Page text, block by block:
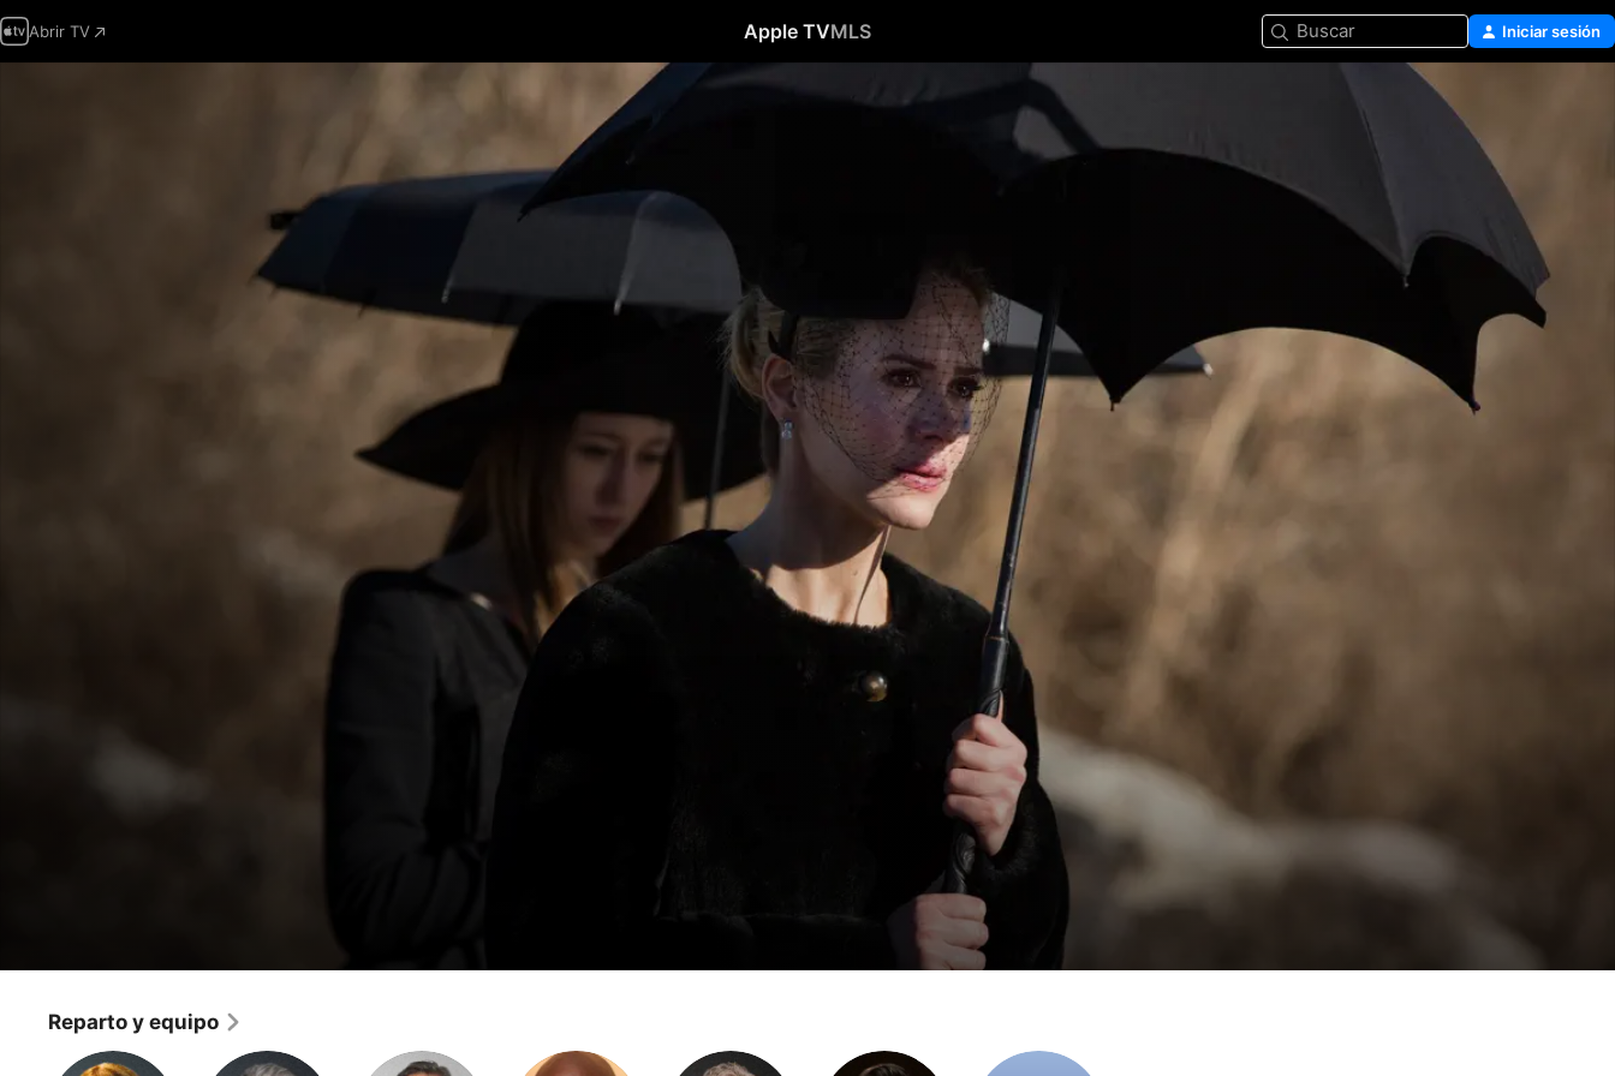
Abrir TV Apple TVMLS Buscar Iniciar sesión
Coven: Las siete maravillas
Terror ·Suspenso
Reparto y equipo